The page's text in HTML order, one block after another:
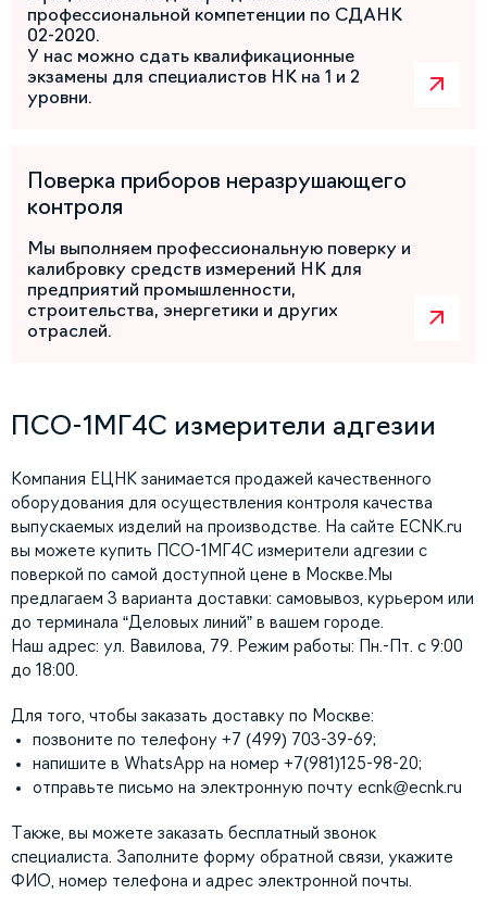
профессиональной компетенции по СДАНК
02-2020.
У нас можно сдать квалификационные
экзамены для специалистов НК на 1 и 2
уровни.
Поверка приборов неразрушающего
контроля
Мы выполняем профессиональную поверку и
калибровку средств измерений НК для
предприятий промышленности,
строительства, энергетики и других
отраслей.
ПСО-1МГ4С измерители адгезии
Компания ЕЦНК занимается продажей качественного
оборудования для осуществления контроля качества
выпускаемых изделий на производстве. На сайте ECNK.ru
вы можете купить ПСО-1МГ4С измерители адгезии с
поверкой по самой доступной цене в Москве.Мы
предлагаем 3 варианта доставки: самовывоз, курьером или
до терминала “Деловых линий” в вашем городе.
Наш адрес: ул. Вавилова, 79. Режим работы: Пн.-Пт. с 9:00
до 18:00.
Для того, чтобы заказать доставку по Москве:
позвоните по телефону +7 (499) 703-39-69;
напишите в WhatsApp на номер +7(981)125-98-20;
отправьте письмо на электронную почту ecnk@ecnk.ru
Также, вы можете заказать бесплатный звонок
специалиста. Заполните форму обратной связи, укажите
ФИО, номер телефона и адрес электронной почты.